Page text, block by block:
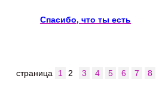
Спасибо, что ты есть
страница 1 2 3 4 5 6 7 8